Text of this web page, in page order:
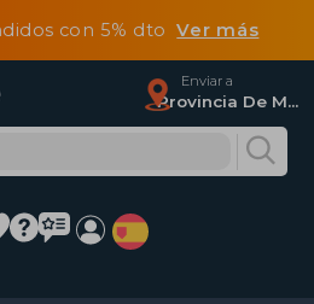
con 5% dtoVer más
Enviar a
Provincia De Madrid